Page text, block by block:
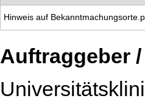
Hinweis auf
Auftraggeber